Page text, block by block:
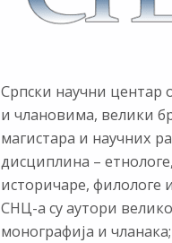
Српски научни центар
и члановима, велики
магистара и научних
дисциплина –
историчаре, филологе
СНЦ-а су аутори
монографија и